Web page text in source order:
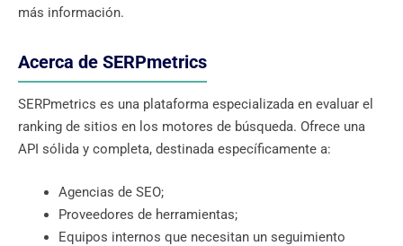
más información.
Acerca de SERPmetrics
SERPmetrics es una plataforma especializada en evaluar el
ranking de sitios en los motores de búsqueda. Ofrece una
API sólida y completa, destinada específicamente a:
Agencias de SEO;
Proveedores de herramientas;
Equipos internos que necesitan un seguimiento